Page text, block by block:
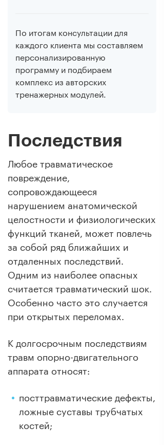
По итогам консультации для
каждого клиента мы составляем
персонализированную
программу и подбираем
комплекс из авторских
тренажерных модулей.
Последствия
Любое травматическое
повреждение,
сопровождающееся
нарушением анатомической
целостности и физиологических
функций тканей, может повлечь
за собой ряд ближайших и
отдаленных последствий.
Одним из наиболее опасных
считается травматический шок.
Особенно часто это случается
при открытых переломах.
К долгосрочным последствиям
травм опорно-двигательного
аппарата относят:
посттравматические дефекты,
ложные суставы трубчатых
костей;